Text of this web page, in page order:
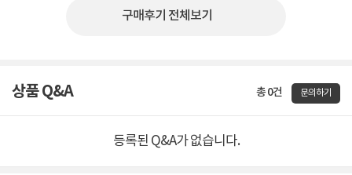
구매후기 전체보기
상품 Q&A 총 0건 문의하기
등록된 Q&A가 없습니다.